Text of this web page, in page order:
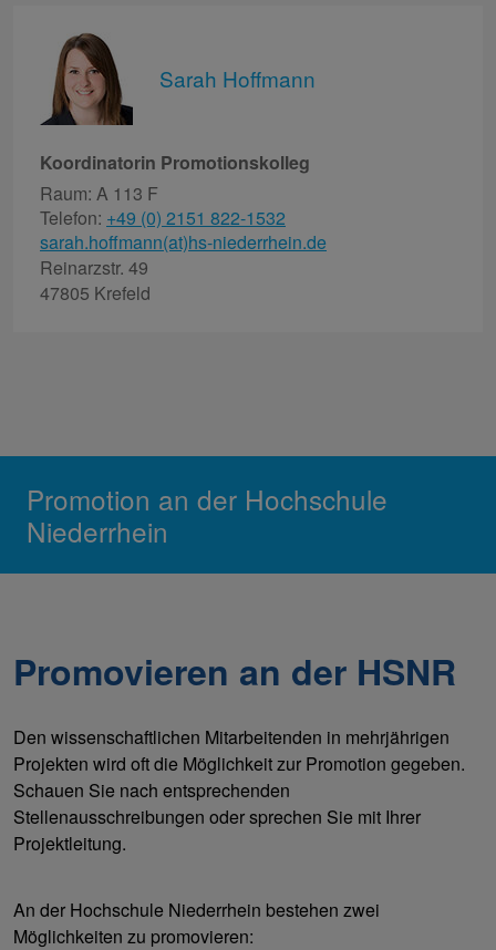
Sarah Hoffmann
Koordinatorin Promotionskolleg
Raum: A 113 F
Telefon: +49 (0) 2151 822-1532
sarah.hoffmann(at)hs-niederrhein.de
Reinarzstr. 49
47805 Krefeld
Promotion an der Hochschule
Niederrhein
Promovieren an der HSNR
Den wissenschaftlichen Mitarbeitenden in mehrjährigen
Projekten wird oft die Möglichkeit zur Promotion gegeben.
Schauen Sie nach entsprechenden
Stellenausschreibungen oder sprechen Sie mit Ihrer
Projektleitung.
An der Hochschule Niederrhein bestehen zwei
Möglichkeiten zu promovieren: